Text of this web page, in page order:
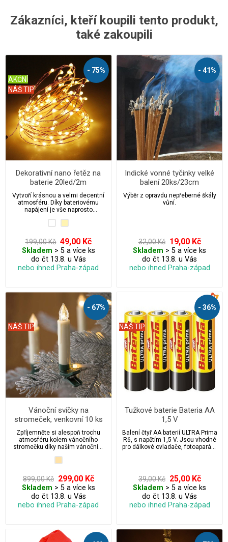
Zákazníci, kteří koupili tento produkt,
také zakoupili
- 75%
NÁŠ TIP
AKČNÍ
Dekorativní nano řetěz na
baterie 20led/2m
Vytvoří krásnou a velmi decentní
atmosféru. Díky bateriovému
napájení je vše naprosto
199,00 Kč 49,00 Kč
Skladem > 5 a více ks
do čt 13.8. u Vás
nebo ihned Praha-západ
- 41%
Indické vonné tyčinky velké
balení 20ks/23cm
Výběr z opravdu nepřeberné škály
vůní.
32,00 Kč 19,00 Kč
Skladem > 5 a více ks
do čt 13.8. u Vás
nebo ihned Praha-západ
- 67%
NÁŠ TIP
Vánoční svíčky na
stromeček, venkovní 10 ks
Zpříjemněte si alespoň trochu
atmosféru kolem vánočního
stromečku díky našim vánočním
899,00 Kč 299,00 Kč
Skladem > 5 a více ks
do čt 13.8. u Vás
nebo ihned Praha-západ
- 36%
NÁŠ TIP
Tužkové baterie Bateria AA
1,5 V
Balení čtyř AA baterií ULTRA Prima
R6, s napětím 1,5 V. Jsou vhodné
pro dálkové ovladače, fotoaparáty,
39,00 Kč 25,00 Kč
Skladem > 5 a více ks
do čt 13.8. u Vás
nebo ihned Praha-západ